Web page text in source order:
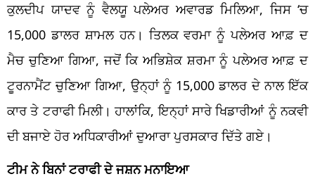
ਕੁਲਦੀਪ ਯਾਦਵ ਨੂੰ ਵੈਲਯੂ ਪਲੇਅਰ ਅਵਾਰਡ ਮਿਲਿਆ, ਜਿਸ ‘ਚ
15,000 ਡਾਲਰਸ਼ਾਮਲ ਹਨ। ਤਿਲਕ ਵਰਮਾ ਨੂੰ ਪਲੇਅਰ ਆਫ਼ ਦ
ਮੈਚ ਚੁਣਿਆ ਗਿਆ, ਜਦੋਂ ਕਿ ਅਭਿਸ਼ੇਕ ਸ਼ਰਮਾ ਨੂੰ ਪਲੇਅਰ ਆਫ਼ ਦ
ਟੂਰਨਾਮੈਂਟ ਚੁਣਿਆ ਗਿਆ, ਉਨ੍ਹਾਂ ਨੂੰ 15,000ਡਾਲਰਦੇ ਨਾਲਇੱਕ
ਕਾਰ ਤੇ ਟਰਾਫੀ ਮਿਲੀ। ਹਾਲਾਂਕਿ, ਇਨ੍ਹਾਂ ਸਾਰੇ ਖਿਡਾਰੀਆਂ ਨੂੰ ਨਕਵੀ
ਦੀ ਬਜਾਏ ਹੋਰ ਅਧਿਕਾਰੀਆਂ ਦੁਆਰਾ ਪੁਰਸਕਾਰ ਦਿੱਤੇ ਗਏ।
ਟੀਮ ਨੇ ਬਿਨਾਂ ਟਰਾਫੀ ਦੇ ਜਸ਼ਨ ਮਨਾਇਆ